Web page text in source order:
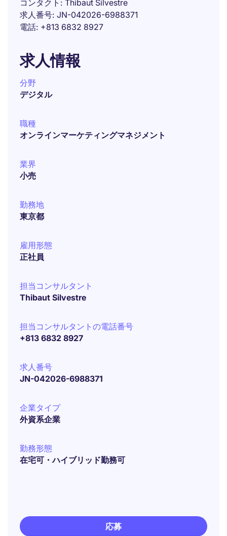
コンタクト
Thibaut Silvestre
求人番号 JN-042026-6988371
電話 +813 6832 8927
求人情報
分野
デジタル
職種
オンラインマーケティングマネジメント
業界
小売
勤務地
東京都
雇用形態
正社員
担当コンサルタント
Thibaut Silvestre
担当コンサルタントの電話番号
+813 6832 8927
求人番号
JN-042026-6988371
企業タイプ
外資系企業
勤務形態
在宅可・ハイブリッド勤務可
応募